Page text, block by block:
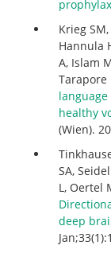
Krieg
Hannula
A, Islam
Tarapore
healthy
(Wien).
SA,
L, Oertel
deep